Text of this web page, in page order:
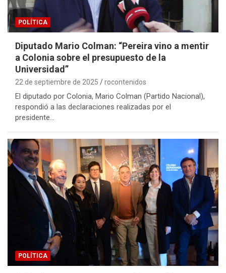
POLÍTICA
Diputado Mario Colman: “Pereira vino a mentir
a Colonia sobre el presupuesto de la
Universidad”
22 de septiembre de 2025 rocontenidos
El diputado por Colonia, Mario Colman (Partido Nacional),
respondió a las declaraciones realizadas por el
presidente…
POLÍTICA